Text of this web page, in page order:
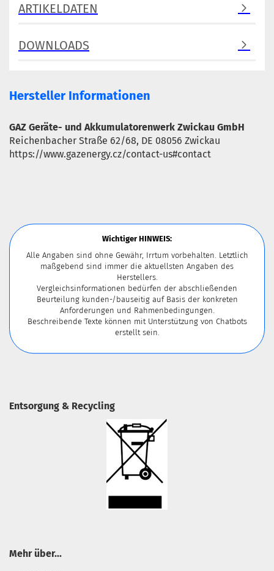
ARTIKELDATEN
DOWNLOADS
Hersteller Informationen
GAZ Geräte- und Akkumulatorenwerk Zwickau GmbH
Reichenbacher Straße 62/68, DE 08056 Zwickau
https://www.gazenergy.cz/contact-us#contact
Wichtiger HINWEIS:
Alle Angaben sind ohne Gewähr, Irrtum vorbehalten. Letztlich
maßgebend sind immer die aktuellsten Angaben des
Herstellers.
Vergleichsinformationen bedürfen der abschließenden
Beurteilung kunden-/bauseitig auf Basis der konkreten
Anforderungen und Rahmenbedingungen.
Beschreibende Texte können mit Unterstützung von Chatbots
erstellt sein.
Entsorgung & Recycling
Mehr über...